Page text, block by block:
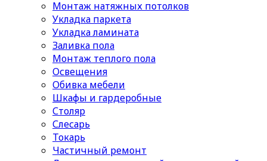
Монтаж натяжных потолков
Укладка паркета
Укладка ламината
Заливка пола
Монтаж теплого пола
Освещения
Обивка мебели
Шкафы и гардеробные
Столяр
Слесарь
Токарь
Частичный ремонт